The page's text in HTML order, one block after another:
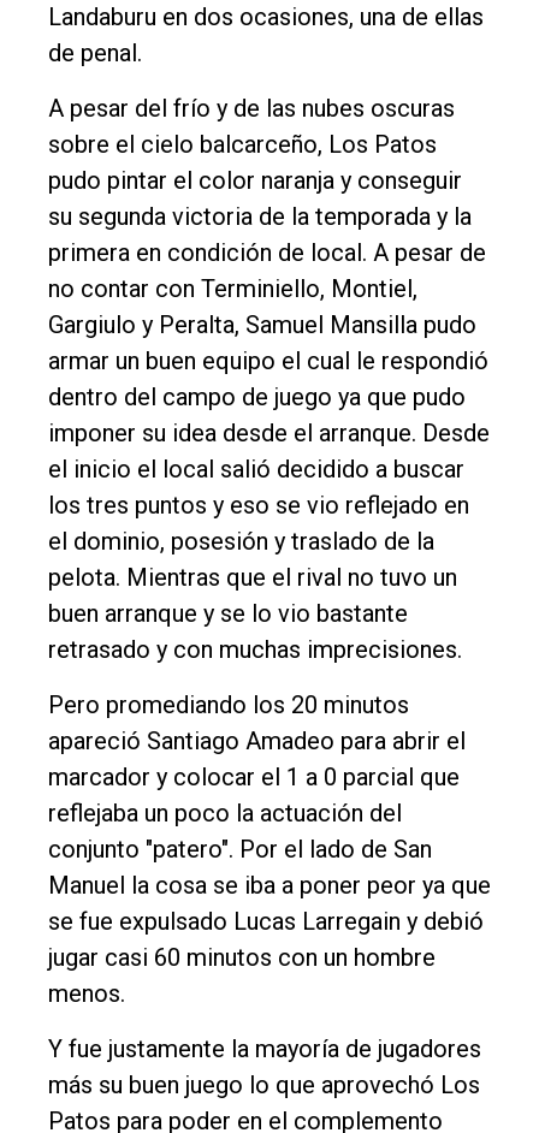
Fúnebres
Edición
Empresa
Nosotros
Contacto
Landaburu en dos ocasiones, una de ellas
de penal.
A pesar del frío y de las nubes oscuras
sobre el cielo balcarceño, Los Patos
pudo pintar el color naranja y conseguir
su segunda victoria de la temporada y la
primera en condición de local. A pesar de
no contar con Terminiello, Montiel,
Gargiulo y Peralta, Samuel Mansilla pudo
armar un buen equipo el cual le respondió
dentro del campo de juego ya que pudo
imponer su idea desde el arranque. Desde
el inicio el local salió decidido a buscar
los tres puntos y eso se vio reflejado en
el dominio, posesión y traslado de la
pelota. Mientras que el rival no tuvo un
buen arranque y se lo vio bastante
retrasado y con muchas imprecisiones.
Pero promediando los 20 minutos
apareció Santiago Amadeo para abrir el
marcador y colocar el 1 a 0 parcial que
reflejaba un poco la actuación del
conjunto "patero". Por el lado de San
Manuel la cosa se iba a poner peor ya que
se fue expulsado Lucas Larregain y debió
jugar casi 60 minutos con un hombre
menos.
Y fue justamente la mayoría de jugadores
más su buen juego lo que aprovechó Los
Patos para poder en el complemento